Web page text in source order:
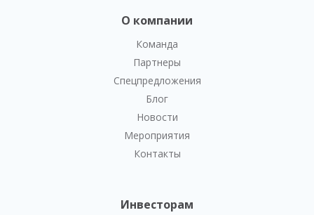
О компании
Команда
Партнеры
Спецпредложения
Блог
Новости
Мероприятия
Контакты
Инвесторам